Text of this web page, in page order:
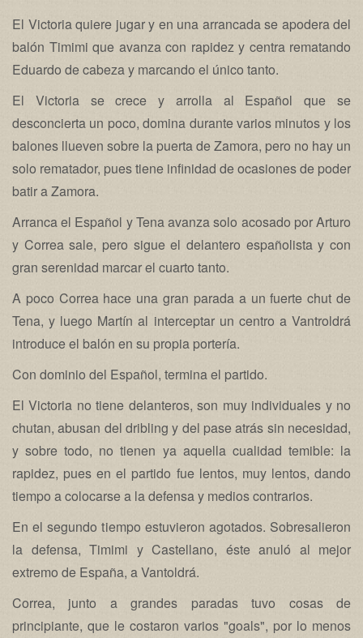
El Victoria quiere jugar y en una arrancada se apodera del
balón Timimi que avanza con rapidez y centra rematando
Eduardo de cabeza y marcando el único tanto.
El Victoria se crece y arrolla al Español que se
desconcierta un poco, domina durante varios minutos y los
balones llueven sobre la puerta de Zamora, pero no hay un
solo rematador, pues tiene infinidad de ocasiones de poder
batir a Zamora.
Arranca el Español y Tena avanza solo acosado por Arturo
y Correa sale, pero sigue el delantero españolista y con
gran serenidad marcar el cuarto tanto.
A poco Correa hace una gran parada a un fuerte chut de
Tena, y luego Martín al interceptar un centro a Vantroldrá
introduce el balón en su propia portería.
Con dominio del Español, termina el partido.
El Victoria no tiene delanteros, son muy individuales y no
chutan, abusan del dribling y del pase atrás sin necesidad,
y sobre todo, no tienen ya aquella cualidad temible: la
rapidez, pues en el partido fue lentos, muy lentos, dando
tiempo a colocarse a la defensa y medios contrarios.
En el segundo tiempo estuvieron agotados. Sobresalieron
la defensa, Timimi y Castellano, éste anuló al mejor
extremo de España, a Vantoldrá.
Correa, junto a grandes paradas tuvo cosas de
principiante, que le costaron varios "goals", por lo menos